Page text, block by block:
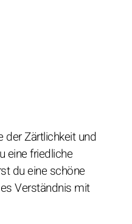
der Zärtlichkeit und
eine friedliche
du eine schöne
Verständnis mit